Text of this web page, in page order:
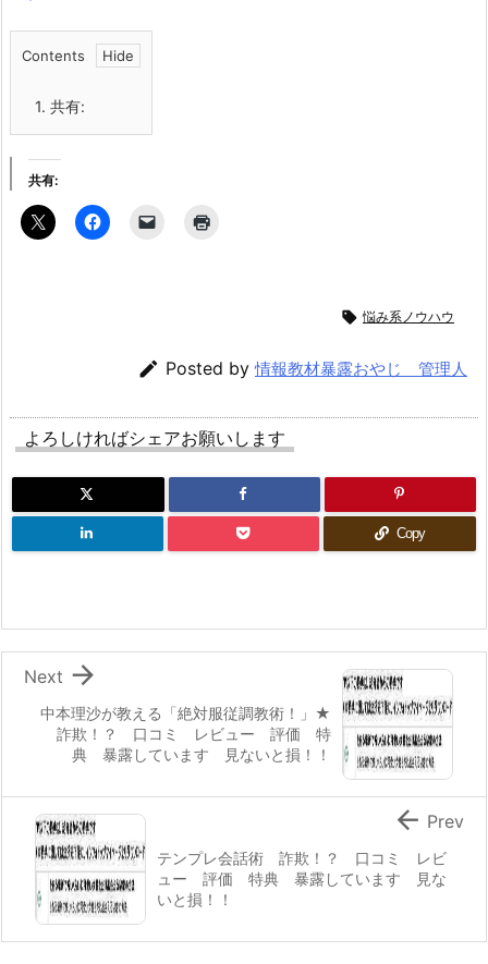
Contents
1. 共有:
共有:
 悩み系ノウハウ
 Posted by情報教材暴露おやじ 管理人
よろしければシェアお願いします
Copy
中本理沙が教える「絶対服従調教術！」★
詐欺！？ 口コミ レビュー 評価 特
典 暴露しています 見ないと損！！

Next
テンプレ会話術 詐欺！？ 口コミ レビ
ュー 評価 特典 暴露しています 見な
いと損！！
 Prev